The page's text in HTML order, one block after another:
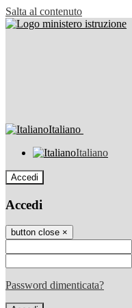
Salta al contenuto
Italiano
Italiano
Accedi
Accedi
button close ×
Password dimenticata?